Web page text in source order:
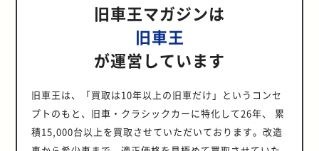
旧車王マガジンは
旧車王
が運営しています
旧車王は、「買取は10年以上の旧車だけ」というコンセ
プトのもと、旧車・クラシックカーに特化して26年、 累
積15,000台以上を買取させていただいております。改造